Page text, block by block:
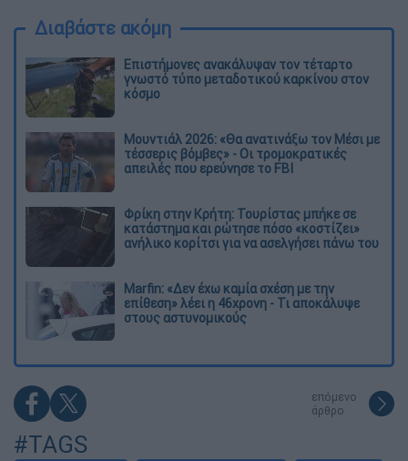
Διαβάστε ακόμη
Επιστήμονες ανακάλυψαν τον τέταρτο
γνωστό τύπο μεταδοτικού καρκίνου στον
κόσμο
Μουντιάλ 2026: «Θα ανατινάξω τον Μέσι με
τέσσερις βόμβες» - Οι τρομοκρατικές
απειλές που ερεύνησε το FBI
Φρίκη στην Κρήτη: Τουρίστας μπήκε σε
κατάστημα και ρώτησε πόσο «κοστίζει»
ανήλικο κορίτσι για να ασελγήσει πάνω του
Marfin: «Δεν έχω καμία σχέση με την
επίθεση» λέει η 46χρονη - Τι αποκάλυψε
στους αστυνομικούς
επόμενο
άρθρο
#TAGS